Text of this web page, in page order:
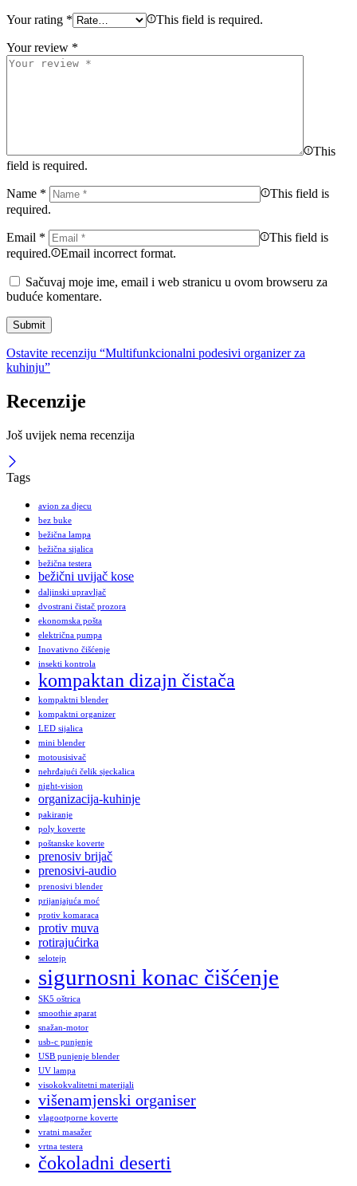
Your rating * This field is required.
Your review *
This
field is required.
Name *
This field is
required.
Email *
This field is
required.
Email incorrect format.
Sačuvaj moje ime, email i web stranicu u ovom browseru za
buduće komentare.
Ostavite recenziju “Multifunkcionalni podesivi organizer za
kuhinju”
Recenzije
Još uvijek nema recenzija
Tags
avion za djecu
bez buke
bežična lampa
bežična sijalica
bežična testera
bežični uvijač kose
daljinski upravljač
dvostrani čistač prozora
ekonomska pošta
električna pumpa
Inovativno čišćenje
insekti kontrola
kompaktan dizajn čistača
kompaktni blender
kompaktni organizer
LED sijalica
mini blender
motousisivač
nehrđajući čelik sjeckalica
night-vision
organizacija-kuhinje
pakiranje
poly koverte
poštanske koverte
prenosiv brijač
prenosivi-audio
prenosivi blender
prijanjajuća moć
protiv komaraca
protiv muva
rotirajućirka
selotejp
sigurnosni konac čišćenje
SK5 oštrica
smoothie aparat
snažan-motor
usb-c punjenje
USB punjenje blender
UV lampa
visokokvalitetni materijali
višenamjenski organiser
vlagootporne koverte
vratni masažer
vrtna testera
čokoladni deserti